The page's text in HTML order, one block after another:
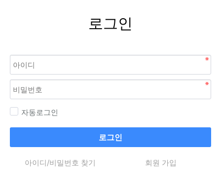
로그인
자동로그인
로그인
아이디/비밀번호 찾기 회원 가입